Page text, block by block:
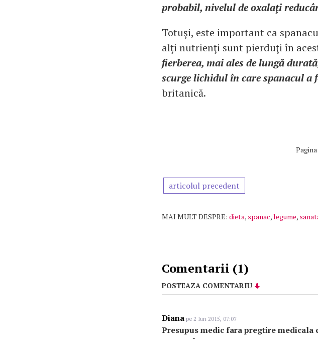
probabil, nivelul de oxalaţi
Totuşi, este important ca
alţi nutrienţi sunt pierduţi în
fierberea, mai ales de lungă
scurge lichidul în care spanacul a
britanică.
Pagina:
articolul precedent
MAI MULT DESPRE: dieta, spanac,legume,
Comentarii (1)
POSTEAZA COMENTARIU
Diana pe 2 Iun 2015, 07:07
Presupus medic fara pregtire medicala